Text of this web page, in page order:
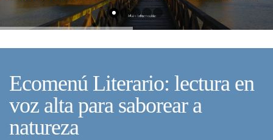
Máis Información
Ecomenú Literario: lectura en
voz alta para saborear a
natureza